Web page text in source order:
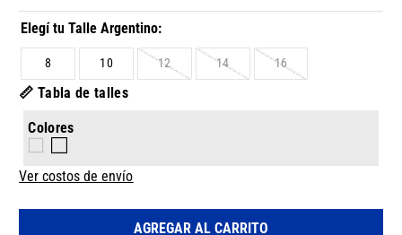
8 10 12 14 16
📏 Tabla de talles
Colores
Ver costos de envío
AGREGAR AL CARRITO